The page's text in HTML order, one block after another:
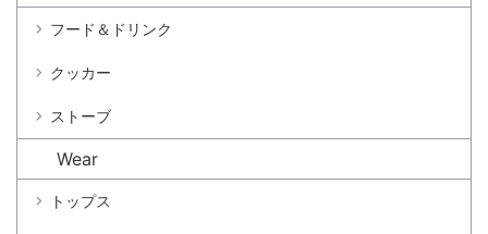
フード＆ドリンク
クッカー
ストーブ
Wear
トップス